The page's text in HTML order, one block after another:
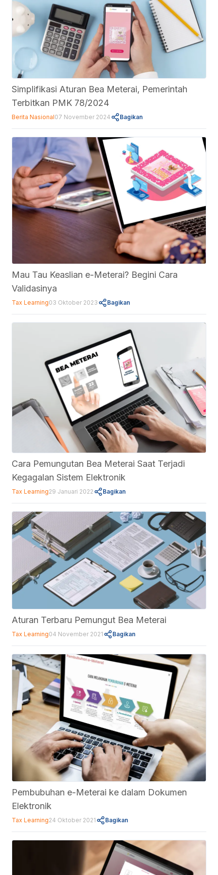
Simplifikasi Aturan Bea Meterai, Pemerintah
Terbitkan PMK 78/2024
Berita Nasional07 November 2024 Bagikan
Mau Tau Keaslian e-Meterai? Begini Cara
Validasinya
Tax Learning03 Oktober 2023 Bagikan
Cara Pemungutan Bea Meterai Saat Terjadi
Kegagalan Sistem Elektronik
Tax Learning29 Januari 2022 Bagikan
Aturan Terbaru Pemungut Bea Meterai
Tax Learning04 November 2021 Bagikan
Pembubuhan e-Meterai ke dalam Dokumen
Elektronik
Tax Learning24 Oktober 2021 Bagikan